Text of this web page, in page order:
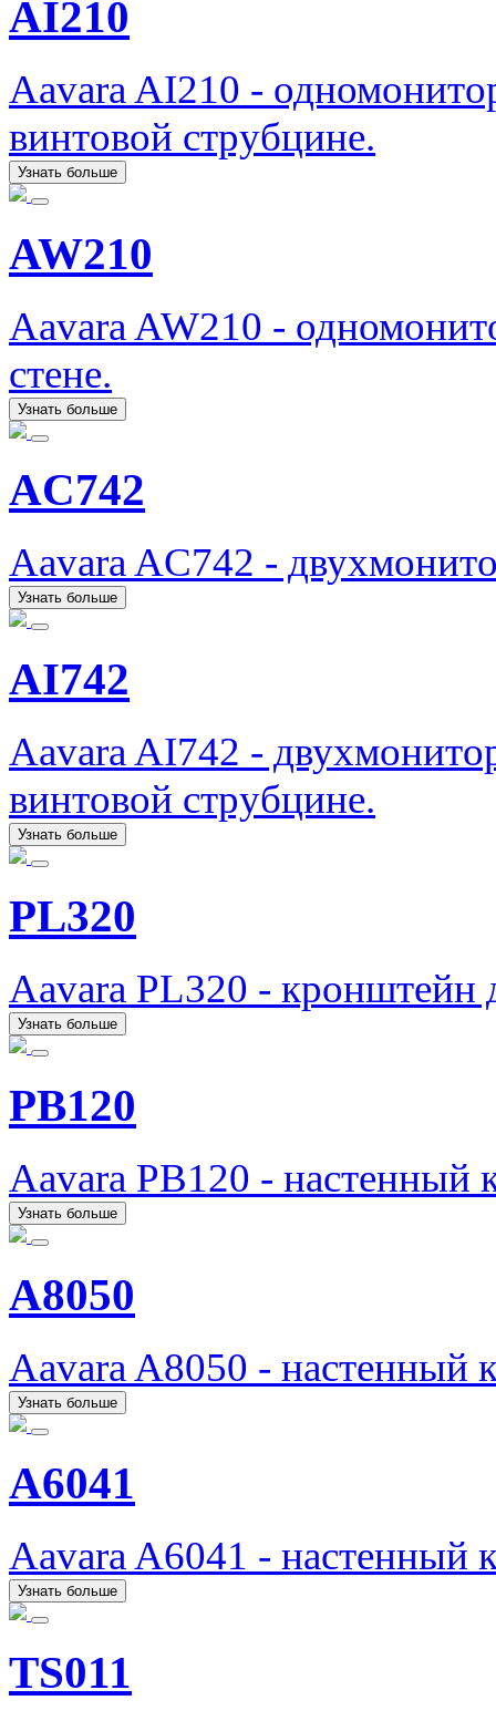
AI210
Aavara AI210 -
винтовой струбцине.
Узнать больше
AW210
Aavara AW210 -
стене.
Узнать больше
AC742
Aavara AC742 -
Узнать больше
AI742
Aavara AI742 -
винтовой струбцине.
Узнать больше
PL320
Aavara PL320 - кронштейн
Узнать больше
PB120
Aavara PB120 - настенный
Узнать больше
A8050
Aavara A8050 - настенный
Узнать больше
A6041
Aavara A6041 - настенный
Узнать больше
TS011